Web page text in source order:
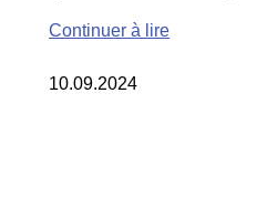
Continuer à lire
10.09.2024